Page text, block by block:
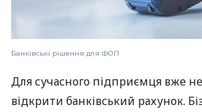
Банківські рішення для ФОП
Для сучасного підприємця вже
відкрити банківський рахунок.